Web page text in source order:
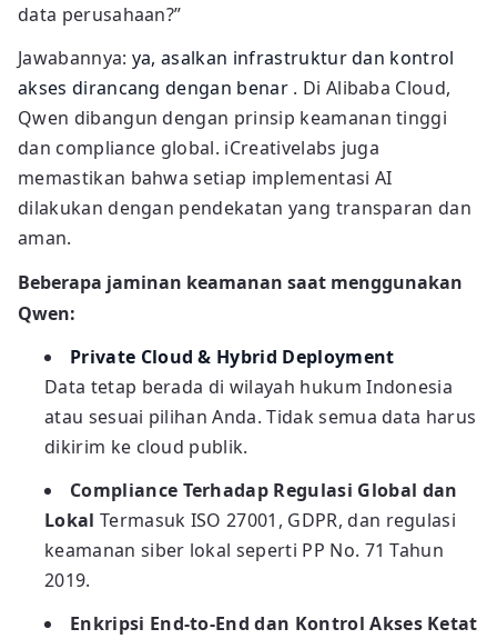
data perusahaan?”
Jawabannya: ya, asalkan infrastruktur dan kontrol
akses dirancang dengan benar . Di Alibaba Cloud,
Qwen dibangun dengan prinsip keamanan tinggi
dan compliance global. iCreativelabs juga
memastikan bahwa setiap implementasi AI
dilakukan dengan pendekatan yang transparan dan
aman.
Beberapa jaminan keamanan saat menggunakan
Qwen:
Private Cloud & Hybrid Deployment
Data tetap berada di wilayah hukum Indonesia
atau sesuai pilihan Anda. Tidak semua data harus
dikirim ke cloud publik.
Compliance Terhadap Regulasi Global dan
Lokal Termasuk ISO 27001, GDPR, dan regulasi
keamanan siber lokal seperti PP No. 71 Tahun
2019.
Enkripsi End-to-End dan Kontrol Akses Ketat